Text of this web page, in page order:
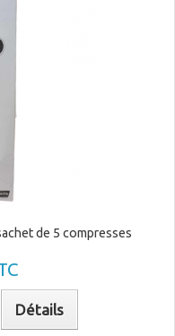
de 5 compresses
Détails